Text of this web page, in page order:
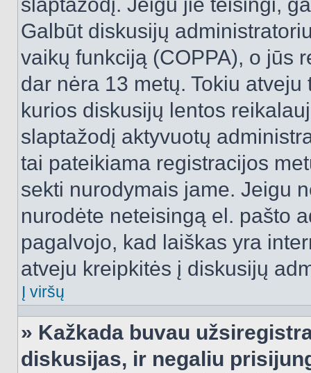
Galbūt diskusijų
vaikų funkciją (COPPA), o jūs
dar nėra 13 metų. Tokiu
kurios diskusijų lentos
slaptažodį aktyvuotų
tai pateikiama registracijos
sekti nurodymais jame. Jeigu
nurodėte neteisingą el. pašto
pagalvojo, kad laiškas yra
atveju kreipkitės į diskusijų
Į viršų
» Kažkada buvau
diskusijas, ir negaliu